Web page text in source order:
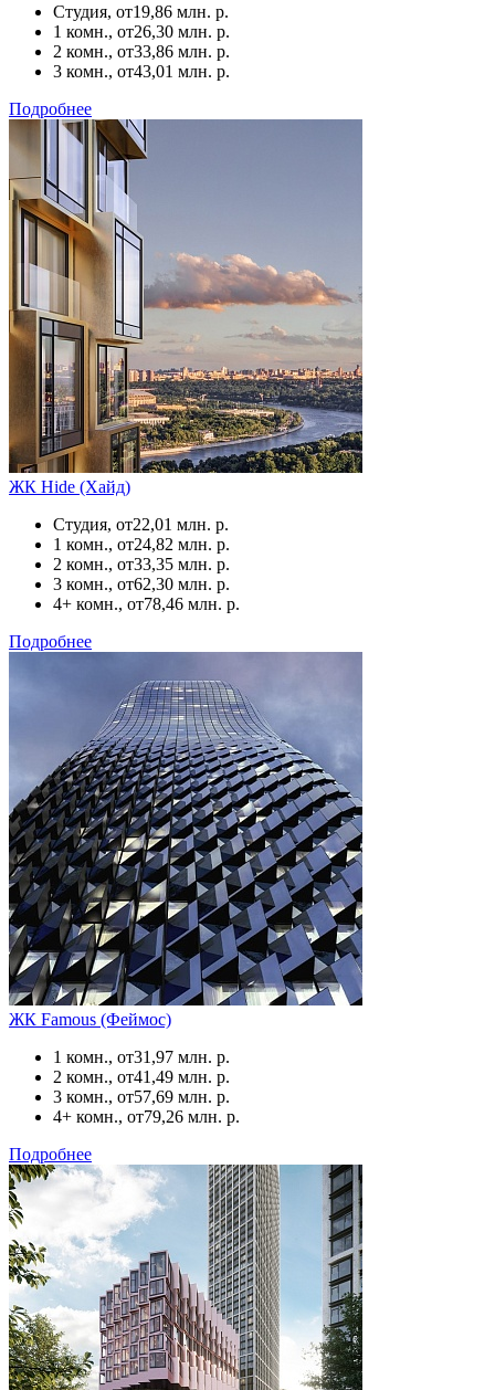
Студия, от19,86 млн. р.
1 комн., от26,30 млн. р.
2 комн., от33,86 млн. р.
3 комн., от43,01 млн. р.
Подробнее
ЖК Hide (Хайд)
Студия, от22,01 млн. р.
1 комн., от24,82 млн. р.
2 комн., от33,35 млн. р.
3 комн., от62,30 млн. р.
4+ комн., от78,46 млн. р.
Подробнее
ЖК Famous (Феймос)
1 комн., от31,97 млн. р.
2 комн., от41,49 млн. р.
3 комн., от57,69 млн. р.
4+ комн., от79,26 млн. р.
Подробнее